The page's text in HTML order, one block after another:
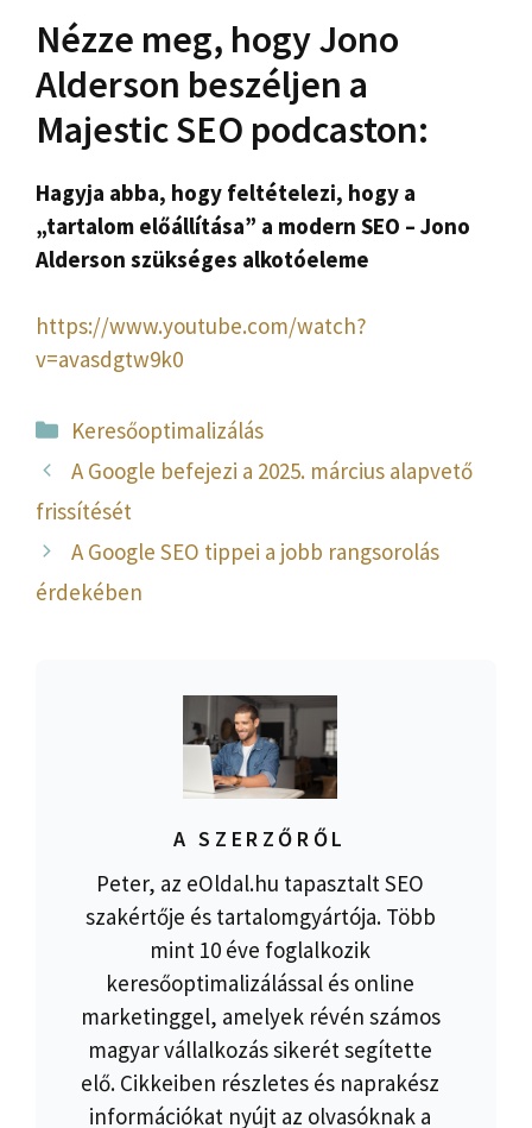
Nézze meg, hogy Jono
Alderson beszéljen a
Majestic SEO podcaston:
Hagyja abba, hogy feltételezi, hogy a
„tartalom előállítása” a modern SEO – Jono
Alderson szükséges alkotóeleme
https://www.youtube.com/watch?
v=avasdgtw9k0
Kategória
Keresőoptimalizálás
A Google befejezi a 2025. március alapvető
frissítését
A Google SEO tippei a jobb rangsorolás
érdekében
A SZERZŐRŐL
Peter, az eOldal.hu tapasztalt SEO
szakértője és tartalomgyártója. Több
mint 10 éve foglalkozik
keresőoptimalizálással és online
marketinggel, amelyek révén számos
magyar vállalkozás sikerét segítette
elő. Cikkeiben részletes és naprakész
információkat nyújt az olvasóknak a